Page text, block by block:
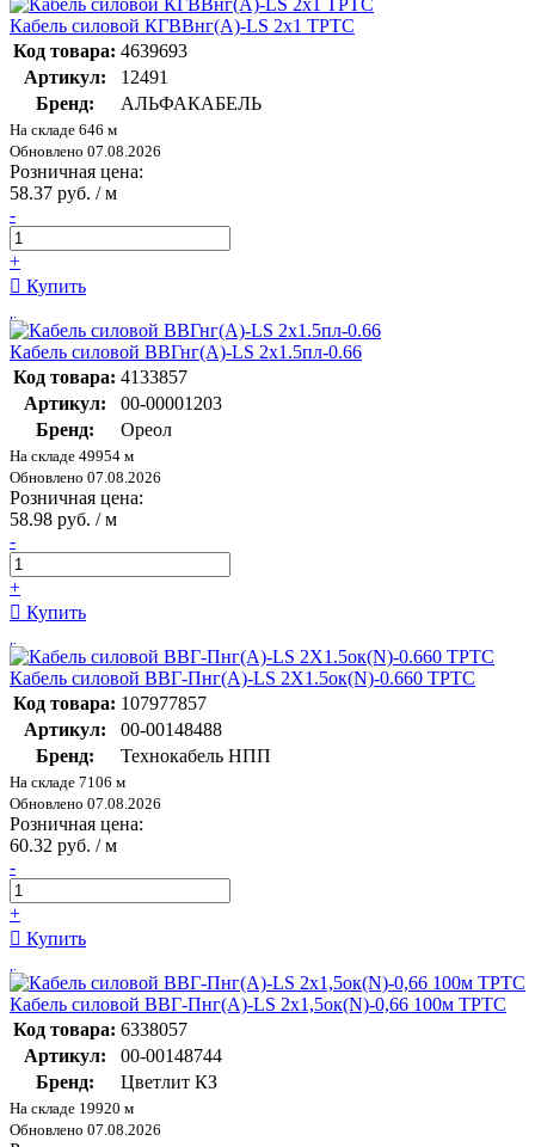
Кабель силовой КГВВнг(А)-LS 2х1 ТРТС
Код товара: 4639693
Артикул:
12491
Бренд:
АЛЬФАКАБЕЛЬ
На складе 646 м
Обновлено 07.08.2026
Розничная цена:
58.37 руб. / м
-
+
Купить
Кабель силовой ВВГнг(А)-LS 2х1.5пл-0.66
Код товара: 4133857
Артикул:
00-00001203
Бренд:
Ореол
На складе 49954 м
Обновлено 07.08.2026
Розничная цена:
58.98 руб. / м
-
+
Купить
Кабель силовой ВВГ-Пнг(А)-LS 2Х1.5ок(N)-0.660 ТРТС
Код товара: 107977857
Артикул:
00-00148488
Бренд:
Технокабель НПП
На складе 7106 м
Обновлено 07.08.2026
Розничная цена:
60.32 руб. / м
-
+
Купить
Кабель силовой ВВГ-Пнг(А)-LS 2х1,5ок(N)-0,66 100м ТРТС
Код товара: 6338057
Артикул:
00-00148744
Бренд:
Цветлит КЗ
На складе 19920 м
Обновлено 07.08.2026